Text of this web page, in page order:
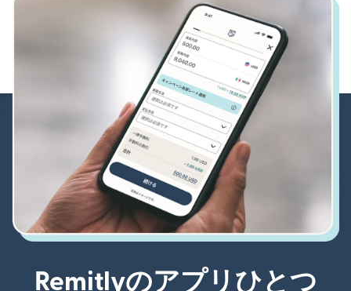
Remitlyのアプリひとつ